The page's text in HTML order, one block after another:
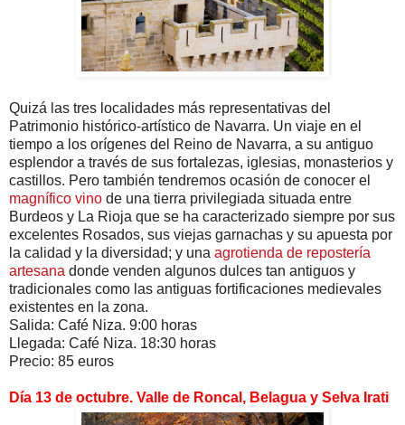
Quizá las tres localidades más representativas del
Patrimonio histórico-artístico de Navarra. Un viaje en el
tiempo a los orígenes del Reino de Navarra, a su antiguo
esplendor a través de sus fortalezas, iglesias, monasterios y
castillos. Pero también tendremos ocasión de conocer el
magnífico vino de una tierra privilegiada situada entre
Burdeos y La Rioja que se ha caracterizado siempre por sus
excelentes Rosados, sus viejas garnachas y su apuesta por
la calidad y la diversidad; y una agrotienda de repostería
artesana donde venden algunos dulces tan antiguos y
tradicionales como las antiguas fortificaciones medievales
existentes en la zona.
Salida: Café Niza. 9:00 horas
Llegada: Café Niza. 18:30 horas
Precio: 85 euros
Día 13 de octubre. Valle de Roncal, Belagua y Selva Irati